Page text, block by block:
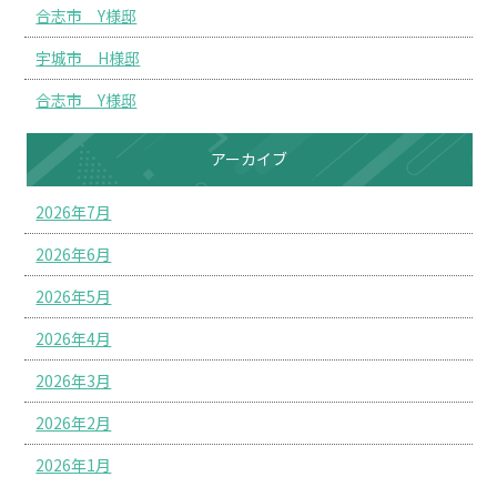
合志市 Y様邸
宇城市 H様邸
合志市 Y様邸
アーカイブ
2026年7月
2026年6月
2026年5月
2026年4月
2026年3月
2026年2月
2026年1月